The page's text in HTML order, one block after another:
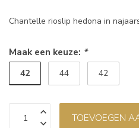
Chantelle rioslip hedona in
Maak een keuze: *
42 44 42
TOEVOEGEN